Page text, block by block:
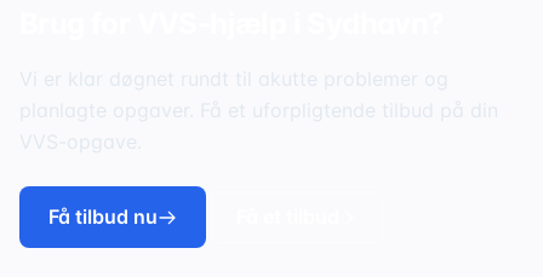
Vi er klar døgnet rundt til akutte problemer og
planlagte opgaver. Få et uforpligtende tilbud på din
VVS-opgave.
Få tilbud nu